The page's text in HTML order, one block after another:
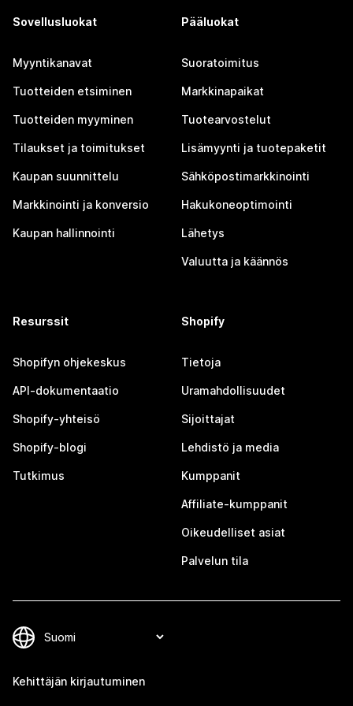
Sovellusluokat
Myyntikanavat
Tuotteiden etsiminen
Tuotteiden myyminen
Tilaukset ja toimitukset
Kaupan suunnittelu
Markkinointi ja konversio
Kaupan hallinnointi
Pääluokat
Suoratoimitus
Markkinapaikat
Tuotearvostelut
Lisämyynti ja tuotepaketit
Sähköpostimarkkinointi
Hakukoneoptimointi
Lähetys
Valuutta ja käännös
Resurssit
Shopifyn ohjekeskus
API-dokumentaatio
Shopify-yhteisö
Shopify-blogi
Tutkimus
Shopify
Tietoja
Uramahdollisuudet
Sijoittajat
Lehdistö ja media
Kumppanit
Affiliate-kumppanit
Oikeudelliset asiat
Palvelun tila
Kehittäjän kirjautuminen